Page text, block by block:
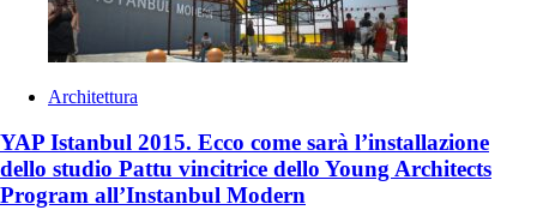
Architettura
YAP Istanbul 2015. Ecco come sarà l’installazione
dello studio Pattu vincitrice dello Young Architects
Program all’Instanbul Modern